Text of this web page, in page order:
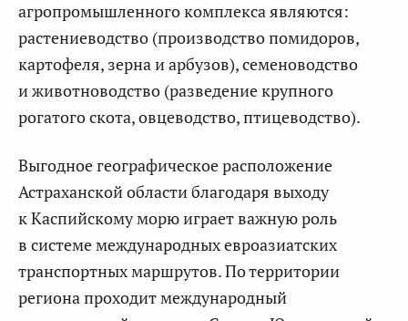
агропромышленного комплекса являются:
растениеводство (производство помидоров,
картофеля, зерна и арбузов), семеноводство
и животноводство (разведение крупного
рогатого скота, овцеводство, птицеводство).
Выгодное географическое расположение
Астраханской области благодаря выходу
к Каспийскому морю играет важную роль
в системе международных евроазиатских
транспортных маршрутов. По территории
региона проходит международный